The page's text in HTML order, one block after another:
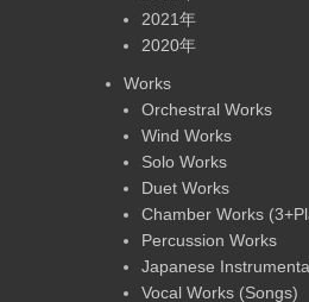
2021年
2020年
Works
Orchestral Works
Wind Works
Solo Works
Duet Works
Chamber Works
Percussion Works
Japanese
Vocal Works (Songs)